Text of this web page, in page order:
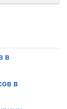
в
в